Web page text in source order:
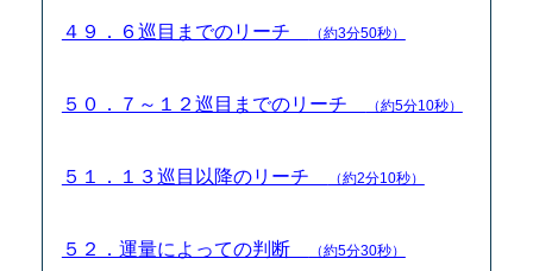
４９．６巡目までのリーチ （約3分50秒）
５０．７～１２巡目までのリーチ （約5分10秒）
５１．１３巡目以降のリーチ （約2分10秒）
５２．運量によっての判断 （約5分30秒）